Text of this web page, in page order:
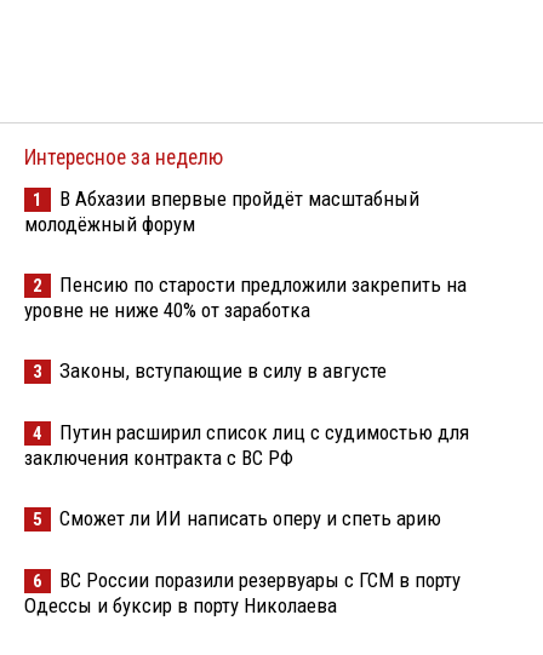
Интересное за неделю
1
В Абхазии впервые пройдёт масштабный
молодёжный форум
2
Пенсию по старости предложили закрепить на
уровне не ниже 40% от заработка
3 Законы, вступающие в силу в августе
4
Путин расширил список лиц с судимостью для
заключения контракта с ВС РФ
5 Сможет ли ИИ написать оперу и спеть арию
6
ВС России поразили резервуары с ГСМ в порту
Одессы и буксир в порту Николаева